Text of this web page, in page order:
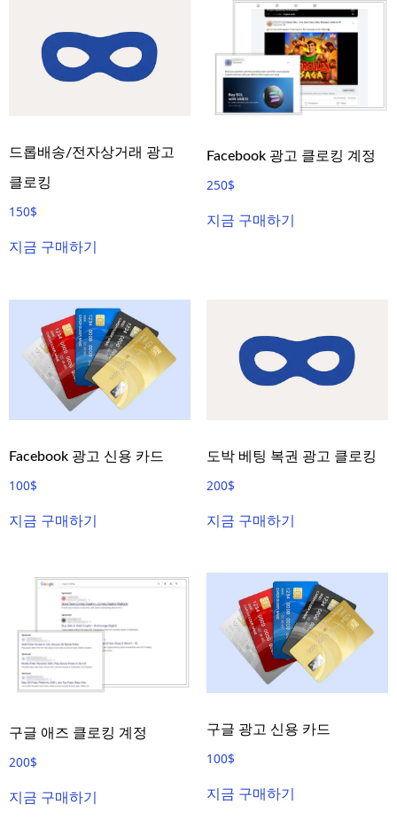
드롭배송/전자상거래 광고
클로킹
150$
지금 구매하기
Facebook 광고 클로킹 계정
250$
지금 구매하기
Facebook 광고 신용 카드
100$
지금 구매하기
도박 베팅 복권 광고 클로킹
200$
지금 구매하기
구글 애즈 클로킹 계정
200$
지금 구매하기
구글 광고 신용 카드
100$
지금 구매하기